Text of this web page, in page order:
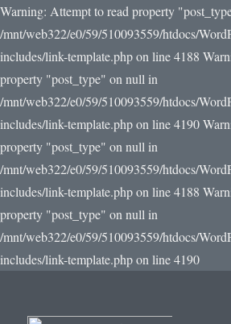
Warning: Attempt to read property
/mnt/web322/e0/59/510093559/htdocs/
includes/link-template.php on line 4188
property "post_type" on null in
/mnt/web322/e0/59/510093559/htdocs/
includes/link-template.php on line 4190
property "post_type" on null in
/mnt/web322/e0/59/510093559/htdocs/
includes/link-template.php on line 4188
property "post_type" on null in
/mnt/web322/e0/59/510093559/htdocs/
includes/link-template.php on line 4190